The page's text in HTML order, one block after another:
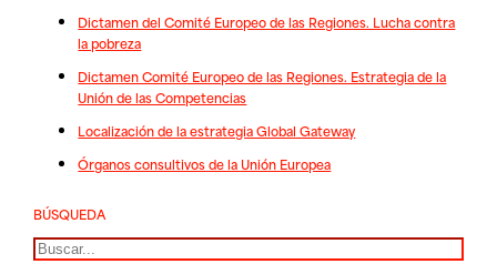
Dictamen del Comité Europeo de las Regiones. Lucha contra
la pobreza
Dictamen Comité Europeo de las Regiones. Estrategia de la
Unión de las Competencias
Localización de la estrategia Global Gateway
Órganos consultivos de la Unión Europea
BÚSQUEDA
Buscar